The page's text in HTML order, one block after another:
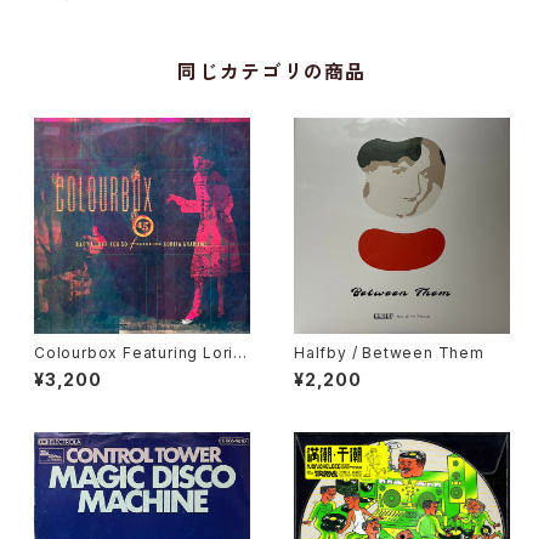
同じカテゴリの商品
Colourbox Featuring Lorita
Grahame / Baby I Love You
So
¥3,200
Halfby / Between Them
¥2,200